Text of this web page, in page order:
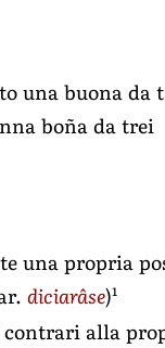
una buona da
boña da trei
una propria
diciarâse)1
alla